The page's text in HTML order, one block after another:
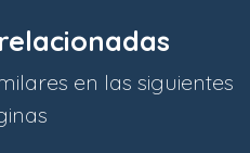
en las siguientes